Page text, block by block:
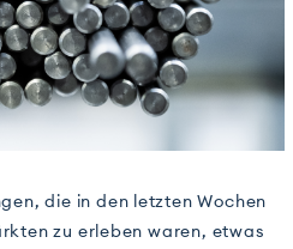
die in den letzten Wochen
zu erleben waren, etwas